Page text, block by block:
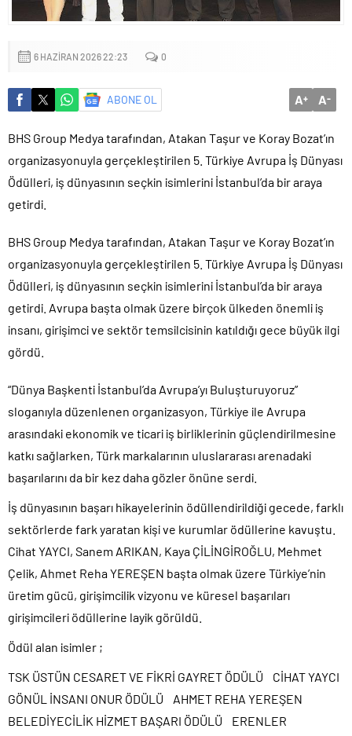
6 HAZIRAN 2026 22:23 0
ABONE OL A+ A-
BHS Group Medya tarafından, Atakan Taşur ve Koray Bozat’ın
organizasyonuyla gerçekleştirilen 5. Türkiye Avrupa İş Dünyası
Ödülleri, iş dünyasının seçkin isimlerini İstanbul’da bir araya
getirdi.
BHS Group Medya tarafından, Atakan Taşur ve Koray Bozat’ın
organizasyonuyla gerçekleştirilen 5. Türkiye Avrupa İş Dünyası
Ödülleri, iş dünyasının seçkin isimlerini İstanbul’da bir araya
getirdi. Avrupa başta olmak üzere birçok ülkeden önemli iş
insanı, girişimci ve sektör temsilcisinin katıldığı gece büyük ilgi
gördü.
“Dünya Başkenti İstanbul’da Avrupa’yı Buluşturuyoruz”
sloganıyla düzenlenen organizasyon, Türkiye ile Avrupa
arasındaki ekonomik ve ticari iş birliklerinin güçlendirilmesine
katkı sağlarken, Türk markalarının uluslararası arenadaki
başarılarını da bir kez daha gözler önüne serdi.
İş dünyasının başarı hikayelerinin ödüllendirildiği gecede, farklı
sektörlerde fark yaratan kişi ve kurumlar ödüllerine kavuştu.
Cihat YAYCI, Sanem ARIKAN, Kaya ÇİLİNGİROĞLU, Mehmet
Çelik, Ahmet Reha YEREŞEN başta olmak üzere Türkiye’nin
üretim gücü, girişimcilik vizyonu ve küresel başarıları
girişimcileri ödüllerine layik görüldü.
Ödül alan isimler ;
TSK ÜSTÜN CESARET VE FİKRİ GAYRET ÖDÜLÜ CİHAT YAYCI
GÖNÜL İNSANI ONUR ÖDÜLÜ AHMET REHA YEREŞEN
BELEDİYECİLİK HİZMET BAŞARI ÖDÜLÜ ERENLER